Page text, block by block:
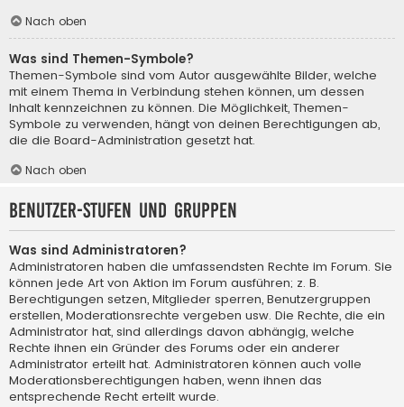
Nach oben
Was sind Themen-Symbole?
Themen-Symbole sind vom Autor ausgewählte Bilder, welche
mit einem Thema in Verbindung stehen können, um dessen
Inhalt kennzeichnen zu können. Die Möglichkeit, Themen-
Symbole zu verwenden, hängt von deinen Berechtigungen ab,
die die Board-Administration gesetzt hat.
Nach oben
Benutzer-Stufen und Gruppen
Was sind Administratoren?
Administratoren haben die umfassendsten Rechte im Forum. Sie
können jede Art von Aktion im Forum ausführen; z. B.
Berechtigungen setzen, Mitglieder sperren, Benutzergruppen
erstellen, Moderationsrechte vergeben usw. Die Rechte, die ein
Administrator hat, sind allerdings davon abhängig, welche
Rechte ihnen ein Gründer des Forums oder ein anderer
Administrator erteilt hat. Administratoren können auch volle
Moderationsberechtigungen haben, wenn ihnen das
entsprechende Recht erteilt wurde.